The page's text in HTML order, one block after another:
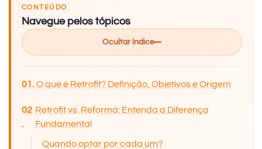
CONTEÚDO
Navegue pelos tópicos
Ocultar índice
O que é Retrofit? Definição, Objetivos e Origem
Retrofit vs. Reforma: Entenda a Diferença
Fundamental
Quando optar por cada um?